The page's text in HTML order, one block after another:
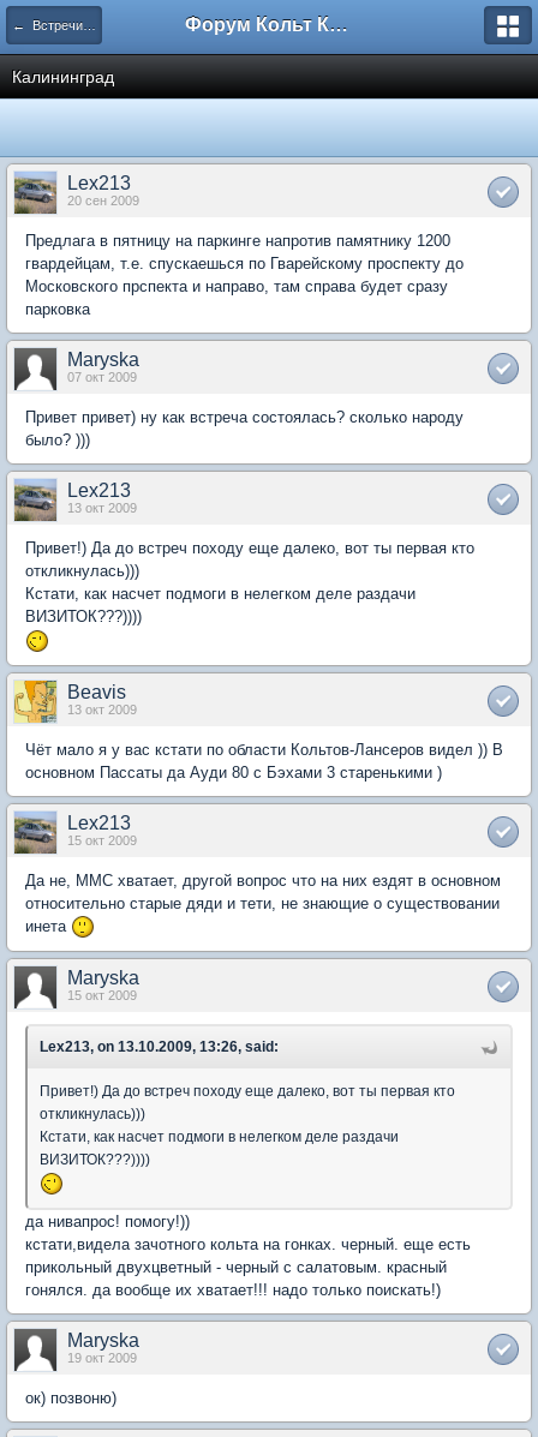
← Встречи в других городах Форум Кольт Клуб
Калининград
Lex213
20 сен 2009
Предлага в пятницу на паркинге напротив памятнику 1200
гвардейцам, т.е. спускаешься по Гварейскому проспекту до
Московского прспекта и направо, там справа будет сразу
парковка
Maryska
07 окт 2009
Привет привет) ну как встреча состоялась? сколько народу
было? )))
Lex213
13 окт 2009
Привет!) Да до встреч походу еще далеко, вот ты первая кто
откликнулась)))
Кстати, как насчет подмоги в нелегком деле раздачи
ВИЗИТОК???))))
Beavis
13 окт 2009
Чёт мало я у вас кстати по области Кольтов-Лансеров видел )) В
основном Пассаты да Ауди 80 с Бэхами 3 старенькими )
Lex213
15 окт 2009
Да не, ММС хватает, другой вопрос что на них ездят в основном
относительно старые дяди и тети, не знающие о существовании
инета
Maryska
15 окт 2009
Lex213, on 13.10.2009, 13:26, said:
Привет!) Да до встреч походу еще далеко, вот ты первая кто
откликнулась)))
Кстати, как насчет подмоги в нелегком деле раздачи
ВИЗИТОК???))))
да нивапрос! помогу!))
кстати,видела зачотного кольта на гонках. черный. еще есть
прикольный двухцветный - черный с салатовым. красный
гонялся. да вообще их хватает!!! надо только поискать!)
Maryska
19 окт 2009
ок) позвоню)